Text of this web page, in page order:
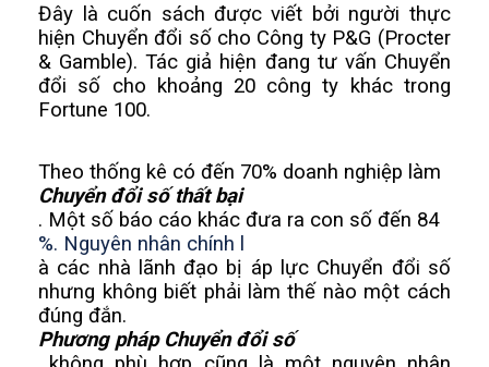
Đây là cuốn sách được viết bởi người thực
hiện Chuyển đổi số cho Công ty P&G (Procter
& Gamble). Tác giả hiện đang tư vấn Chuyển
đổi số cho khoảng 20 công ty khác trong
Fortune 100.
Theo thống kê có đến 70% doanh nghiệp làm
Chuyển đổi số thất bại
. Một số báo cáo khác đưa ra con số đến 84
%. Nguyên nhân chính l
à các nhà lãnh đạo bị áp lực Chuyển đổi số
nhưng không biết phải làm thế nào một cách
đúng đắn.
Phương pháp Chuyển đổi số